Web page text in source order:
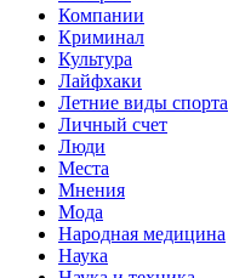
Компании
Криминал
Культура
Лайфхаки
Летние виды спорта
Личный счет
Люди
Места
Мнения
Мода
Народная медицина
Наука